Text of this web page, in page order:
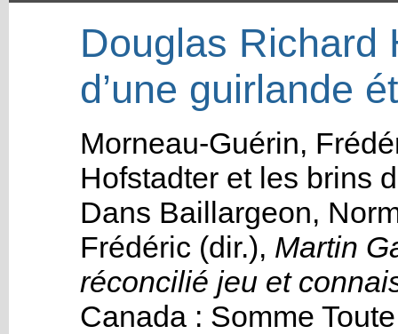
Douglas Richard
d’une guirlande
Morneau-Guérin,
Hofstadter et les brins
Dans Baillargeon,
Frédéric (dir.), Martin
réconcilié jeu et
Canada : Somme Toute